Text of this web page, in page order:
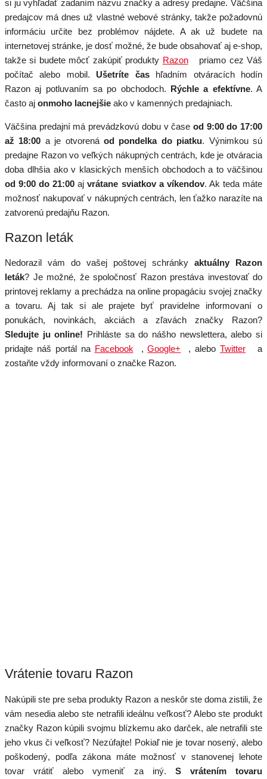
si ju vyhľadať zadaním názvu značky a adresy predajne. Väčšina
predajcov má dnes už vlastné webové stránky, takže požadovnú
informáciu určite bez problémov nájdete. A ak už budete na
internetovej stránke, je dosť možné, že bude obsahovať aj e-shop,
takže si budete môcť zakúpiť produkty Razon
priamo cez Váš
počítač alebo mobil. Ušetríte čashľadním otváracích hodín
Razon aj potluvaním sa po obchodoch. Rýchle a efektívne. A
často aj onmoho lacnejšie ako v kamenných predajniach.
Väčšina predajní má prevádzkovú dobu v čase od 9:00 do 17:00
až 18:00 a je otvorenáod pondelka do piatku. Výnimkou sú
predajne Razon vo veľkých nákupných centrách, kde je otváracia
doba dlhšia ako v klasických menších obchodoch a to väčšinou
od 9:00 do 21:00 ajvrátane sviatkov a víkendov. Ak teda máte
možnosť nakupovať v nákupných centrách, len ťažko narazíte na
zatvorenú predajňu Razon.
Razon leták
Nedorazil vám do vašej poštovej schránky aktuálny Razon
leták? Je možné, že spoločnosť Razon prestáva investovať do
printovej reklamy a prechádza na online propagáciu svojej značky
a tovaru. Aj tak si ale prajete byť pravidelne informovaní o
ponukách, novinkách, akciách a zľavách značky Razon?
Sledujte ju online! Prihláste sa do nášho newslettera, alebo si
pridajte náš portál na Facebook ,Google+ , aleboTwitter
a
zostaňte vždy informovaní o značke Razon.
Vrátenie tovaru Razon
Nakúpili ste pre seba produkty Razon a neskôr ste doma zistili, že
vám nesedia alebo ste netrafili ideálnu veľkosť? Alebo ste produkt
značky Razon kúpili svojmu blízkemu ako darček, ale netrafili ste
jeho vkus či veľkosť? Nezúfajte! Pokiaľ nie je tovar nosený, alebo
poškodený, podľa zákona máte možnosť v stanovenej lehote
tovar vrátiť alebo vymeniť za iný. S vrátením tovaru